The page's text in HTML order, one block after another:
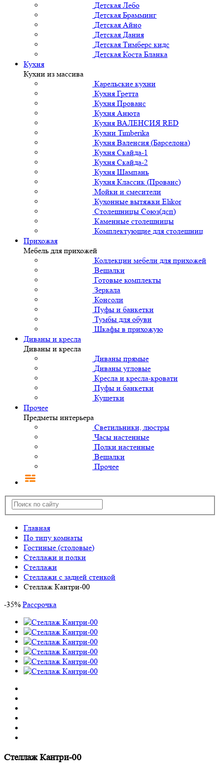
Детская Лебо
Детская Брамминг
Детская Айно
Детская Дания
Детская Тимберс кидс
Детская Коста Бланка
Кухня
Кухни из массива
Карельские кухни
Кухня Гретта
Кухня Прованс
Кухня Анюта
Кухня ВАЛЕНСИЯ RED
Кухни Timberika
Кухня Валенсия (Барселона)
Кухня Скайда-1
Кухня Скайда-2
Кухня Шампань
Кухня Классик (Прованс)
Мойки и смесители
Кухонные вытяжки Elikor
Столешницы Союз(дсп)
Каменные столешницы
Комплектующие для столешниц
Прихожая
Мебель для прихожей
Коллекции мебели для прихожей
Вешалки
Готовые комплекты
Зеркала
Консоли
Пуфы и банкетки
Тумбы для обуви
Шкафы в прихожую
Диваны и кресла
Диваны и кресла
Диваны прямые
Диваны угловые
Кресла и кресла-кровати
Пуфы и банкетки
Кушетки
Прочее
Предметы интерьера
Светильники, люстры
Часы настенные
Полки настенные
Вешалки
Прочее
Главная
По типу комнаты
Гостиные (столовые)
Стеллажи и полки
Стеллажи
Стеллажи с задней стенкой
Стеллаж Кантри-00
-35% Рассрочка
Стеллаж Кантри-00